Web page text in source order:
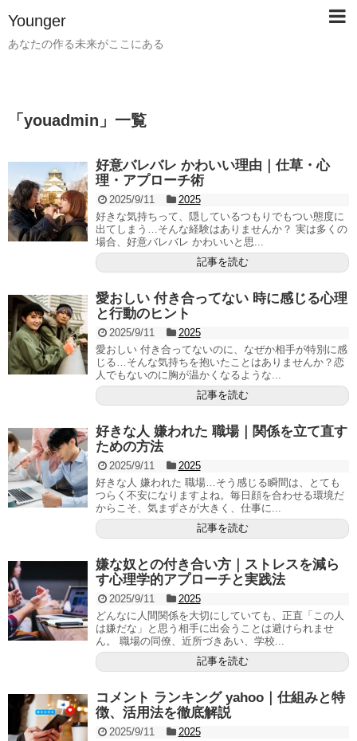
Younger
あなたの作る未来がここにある
「 youadmin 」 一覧
好意バレバレ かわいい理由｜仕草・心
理・アプローチ術
2025/9/11
2025
好きな気持ちって、隠しているつもりでもつい態度に
出てしまう…そんな経験はありませんか？ 実は多くの
場合、好意バレバレ かわいいと思...
記事を読む
愛おしい 付き合ってない 時に感じる心理
と行動のヒント
2025/9/11
2025
愛おしい 付き合ってないのに、なぜか相手が特別に感
じる…そんな気持ちを抱いたことはありませんか？恋
人でもないのに胸が温かくなるような...
記事を読む
好きな人 嫌われた 職場｜関係を立て直す
ための方法
2025/9/11
2025
好きな人 嫌われた 職場…そう感じる瞬間は、とても
つらく不安になりますよね。毎日顔を合わせる環境だ
からこそ、気まずさが大きく、仕事に...
記事を読む
嫌な奴との付き合い方｜ストレスを減ら
す心理学的アプローチと実践法
2025/9/11
2025
どんなに人間関係を大切にしていても、正直「この人
は嫌だな」と思う相手に出会うことは避けられませ
ん。 職場の同僚、近所づきあい、学校...
記事を読む
コメント ランキング yahoo｜仕組みと特
徴、活用法を徹底解説
2025/9/11
2025